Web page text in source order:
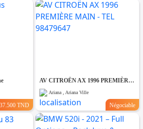
37.500 TND
AV CITROËN AX 1996 PREMIÈRE MAIN - TEL 98479647
Ariana , Ariana Ville
Négociable